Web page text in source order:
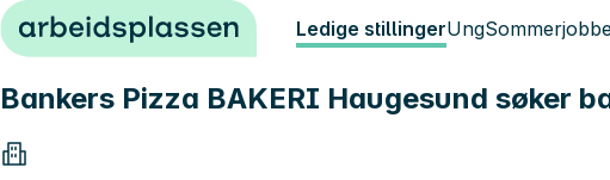
Hopp til innhold Ledige stillingerUng
Bankers Pizza BAKERI Haugesund søker